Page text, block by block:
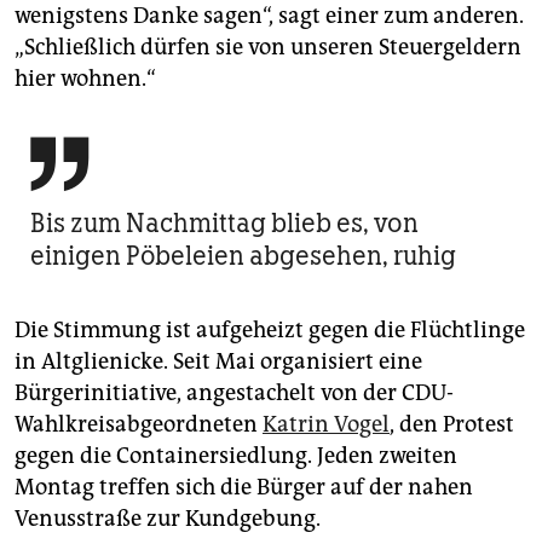
wenigstens Danke sagen“, sagt einer zum anderen.
„Schließlich dürfen sie von unseren Steuergeldern
hier wohnen.“

Bis zum Nachmittag blieb es, von
einigen Pöbeleien abgesehen, ruhig
Die Stimmung ist aufgeheizt gegen die Flüchtlinge
in Alt­glienicke. Seit Mai organisiert eine
Bürgerinitiative, angestachelt von der CDU-
Wahlkreisabgeordneten Katrin Vogel, den Protest
gegen die Containersiedlung. Jeden zweiten
Montag treffen sich die Bürger auf der nahen
Venusstraße zur Kundgebung.